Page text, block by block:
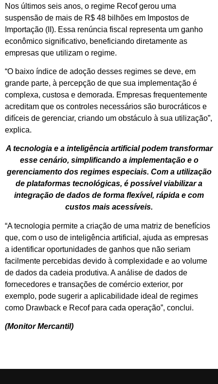
Nos últimos seis anos, o regime Recof gerou uma
suspensão de mais de R$ 48 bilhões em Impostos de
Importação (II). Essa renúncia fiscal representa um ganho
econômico significativo, beneficiando diretamente as
empresas que utilizam o regime.
“O baixo índice de adoção desses regimes se deve, em
grande parte, à percepção de que sua implementação é
complexa, custosa e demorada. Empresas frequentemente
acreditam que os controles necessários são burocráticos e
difíceis de gerenciar, criando um obstáculo à sua utilização”,
explica.
A tecnologia e a inteligência artificial podem transformar
esse cenário, simplificando a implementação e o
gerenciamento dos regimes especiais. Com a utilização
de plataformas tecnológicas, é possível viabilizar a
integração de dados de forma flexível, rápida e com
custos mais acessíveis.
“A tecnologia permite a criação de uma matriz de benefícios
que, com o uso de inteligência artificial, ajuda as empresas
a identificar oportunidades de ganhos que não seriam
facilmente percebidas devido à complexidade e ao volume
de dados da cadeia produtiva. A análise de dados de
fornecedores e transações de comércio exterior, por
exemplo, pode sugerir a aplicabilidade ideal de regimes
como Drawback e Recof para cada operação”, conclui.
(Monitor Mercantil)